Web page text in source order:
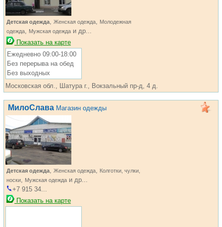
Детская одежда, Женская одежда, Молодежная
одежда, Мужская одежда и др...
Показать на карте
Ежедневно 09:00-18:00
Без перерыва на обед
Без выходных
Московская обл., Шатура г., Вокзальный пр-д, 4 д.
МилоСлава Магазин одежды
Детская одежда, Женская одежда, Колготки, чулки,
носки, Мужская одежда и др...
+7 915 34...
Показать на карте